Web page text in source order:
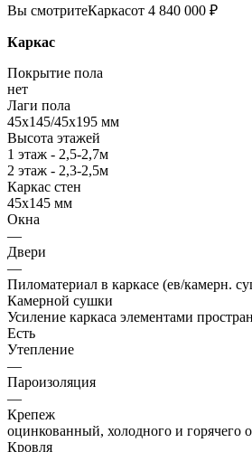
Вы смотритеКаркасот 4 840 000 ₽
Каркас
Покрытие пола
нет
Лаги пола
45х145/45х195 мм
Высота этажей
1 этаж - 2,5-2,7м
2 этаж - 2,3-2,5м
Каркас стен
45х145 мм
Окна
—
Двери
—
Пиломатериал в каркасе (ев/камерн.
Камерной сушки
Усиление каркаса элементами
Есть
Утепление
—
Пароизоляция
—
Крепеж
оцинкованный, холодного и горячего
Кровля